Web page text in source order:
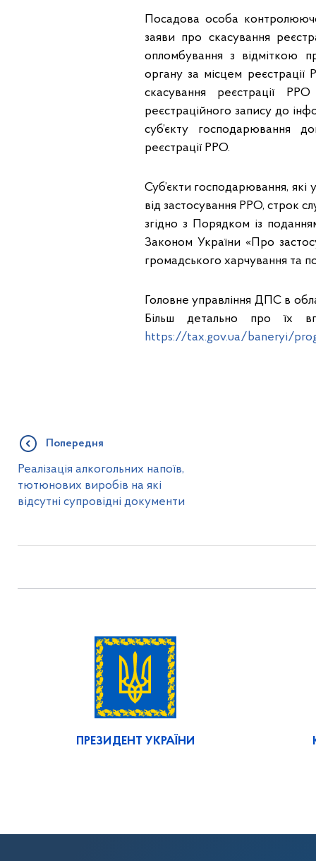
Посадова особа
заяви про скасування
опломбування з відміткою
органу за місцем
скасування реєстрації
реєстраційного запису до
суб’єкту господарювання
реєстрації РРО.
Суб’єкти господарювання, які
від застосування РРО, строк
згідно з Порядком із
Законом України «Про
громадського харчування та
Головне управління ДПС в
Більш детально про їх
https://tax.gov.ua/baneryi/
Попередня
Реалізація алкогольних напоїв,
тютюнових виробів на які
відсутні супровідні документи
ПРЕЗИДЕНТ УКРАЇНИ